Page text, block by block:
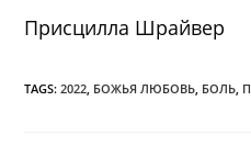
Присцилла Шрайвер
TAGS:2022, БОЖЬЯ ЛЮБОВЬ, БОЛЬ,